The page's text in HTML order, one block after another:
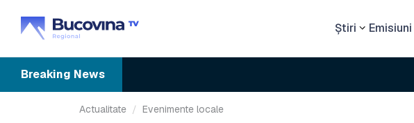
Știri Emisiuni
Breaking News
Actualitate Evenimente locale